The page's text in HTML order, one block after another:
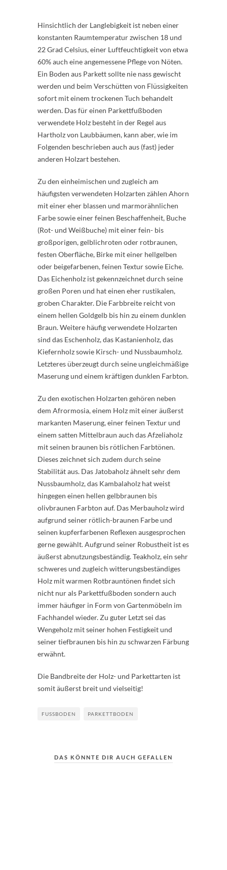
Hinsichtlich der Langlebigkeit ist neben einer
konstanten Raumtemperatur zwischen 18 und
22 Grad Celsius, einer Luftfeuchtigkeit von etwa
60% auch eine angemessene Pflege von Nöten.
Ein Boden aus Parkett sollte nie nass gewischt
werden und beim Verschütten von Flüssigkeiten
sofort mit einem trockenen Tuch behandelt
werden. Das für einen Parkettfußboden
verwendete Holz besteht in der Regel aus
Hartholz von Laubbäumen, kann aber, wie im
Folgenden beschrieben auch aus (fast) jeder
anderen Holzart bestehen.
Zu den einheimischen und zugleich am
häufigsten verwendeten Holzarten zählen Ahorn
mit einer eher blassen und marmorähnlichen
Farbe sowie einer feinen Beschaffenheit, Buche
(Rot- und Weißbuche) mit einer fein- bis
großporigen, gelblichroten oder rotbraunen,
festen Oberfläche, Birke mit einer hellgelben
oder beigefarbenen, feinen Textur sowie Eiche.
Das Eichenholz ist gekennzeichnet durch seine
großen Poren und hat einen eher rustikalen,
groben Charakter. Die Farbbreite reicht von
einem hellen Goldgelb bis hin zu einem dunklen
Braun. Weitere häufig verwendete Holzarten
sind das Eschenholz, das Kastanienholz, das
Kiefernholz sowie Kirsch- und Nussbaumholz.
Letzteres überzeugt durch seine ungleichmäßige
Maserung und einem kräftigen dunklen Farbton.
Zu den exotischen Holzarten gehören neben
dem Afrormosia, einem Holz mit einer äußerst
markanten Maserung, einer feinen Textur und
einem satten Mittelbraun auch das Afzeliaholz
mit seinen braunen bis rötlichen Farbtönen.
Dieses zeichnet sich zudem durch seine
Stabilität aus. Das Jatobaholz ähnelt sehr dem
Nussbaumholz, das Kambalaholz hat weist
hingegen einen hellen gelbbraunen bis
olivbraunen Farbton auf. Das Merbauholz wird
aufgrund seiner rötlich-braunen Farbe und
seinen kupferfarbenen Reflexen ausgesprochen
gerne gewählt. Aufgrund seiner Robustheit ist es
äußerst abnutzungsbeständig. Teakholz, ein sehr
schweres und zugleich witterungsbeständiges
Holz mit warmen Rotbrauntönen findet sich
nicht nur als Parkettfußboden sondern auch
immer häufiger in Form von Gartenmöbeln im
Fachhandel wieder. Zu guter Letzt sei das
Wengeholz mit seiner hohen Festigkeit und
seiner tiefbraunen bis hin zu schwarzen Färbung
erwähnt.
Die Bandbreite der Holz- und Parkettarten ist
somit äußerst breit und vielseitig!
FUSSBODEN PARKETTBODEN
DAS KÖNNTE DIR AUCH GEFALLEN